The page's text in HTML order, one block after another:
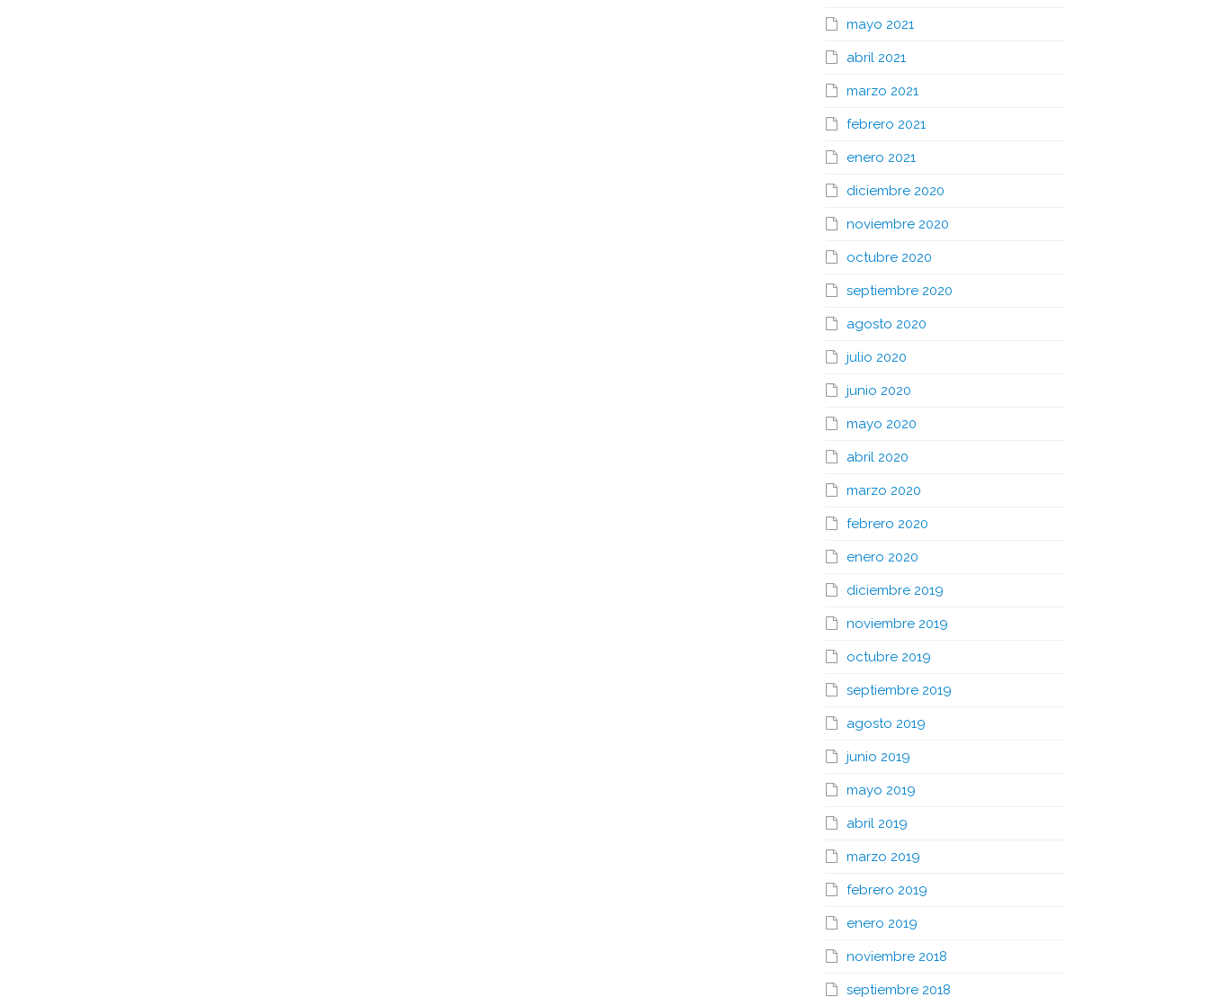
mayo 2021
abril 2021
marzo 2021
febrero 2021
enero 2021
diciembre 2020
noviembre 2020
octubre 2020
septiembre 2020
agosto 2020
julio 2020
junio 2020
mayo 2020
abril 2020
marzo 2020
febrero 2020
enero 2020
diciembre 2019
noviembre 2019
octubre 2019
septiembre 2019
agosto 2019
junio 2019
mayo 2019
abril 2019
marzo 2019
febrero 2019
enero 2019
noviembre 2018
septiembre 2018